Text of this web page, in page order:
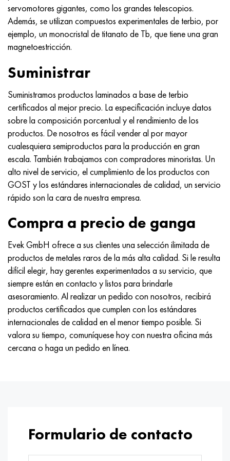
servomotores gigantes, como los grandes telescopios.
Además, se utilizan compuestos experimentales de terbio, por
ejemplo, un monocristal de titanato de Tb, que tiene una gran
magnetoestricción.
Suministrar
Suministramos productos laminados a base de terbio
certificados al mejor precio. La especificación incluye datos
sobre la composición porcentual y el rendimiento de los
productos. De nosotros es fácil vender al por mayor
cualesquiera semiproductos para la producción en gran
escala. También trabajamos con compradores minoristas. Un
alto nivel de servicio, el cumplimiento de los productos con
GOST y los estándares internacionales de calidad, un servicio
rápido son la cara de nuestra empresa.
Compra a precio de ganga
Evek GmbH ofrece a sus clientes una selección ilimitada de
productos de metales raros de la más alta calidad. Si le resulta
difícil elegir, hay gerentes experimentados a su servicio, que
siempre están en contacto y listos para brindarle
asesoramiento. Al realizar un pedido con nosotros, recibirá
productos certificados que cumplen con los estándares
internacionales de calidad en el menor tiempo posible. Si
valora su tiempo, comuníquese hoy con nuestra oficina más
cercana o haga un pedido en línea.
Formulario de contacto
MP159
multimetro n155
Nicrofer 5923 hMo
Nicrofer 6030
Nitronik 40
Nitronik 50
Nitrónico 60
Nitronik 75
Nimónico 263
Haynes 25
Haynes 188
Haynes 230
hastelloy c22
56DGNH
68NKhVKTYu
79NM, Lupa 7904
80NM
80NMV-VI
80NHS
81HMA
Tipos de aleaciones de precisión
HN73MBTYu
XN70YU
HN75MBTYu
XN75TBYu
XN77TYu
XN77TYUR
ХН78Т
HN80TBY
5B
TL5
A LAS 6
TS-6
14 titanio
SP-17
40 titanio
1.4567 - AISI 304Cu
1.4570-aisi303Cu
1.4574 - Aleación PH 15-7 Mo®
1.4580 - AISI 316Cb
1.4597 - AISI 204Cu
Aleación 28 - 1.4563
Aleación 31 - 1.4562
Aleación 254smo® - 1.4547
AM-355 - ams 5547
Custom 450® - uns S45000
Ascoloy griego 418
Tubería resistente a la corrosión
15X16H2AM
18X11MNFB
18X12VMBFR
20X12VNMF
20Х3FMI
21NKMT
37X12N8G8MFB
40X10X2M
50X14MF
65X13
90X18MF
95X18
30X, AISI 5130, 30h
30hgs, 30hgs
30hgsa, 30hgsa
30hgsn2a, 30hgsna
30xn2ma, 30CrNiMo8
30хн3а, 31nicr14
34khn3ma, 36NiCrMo16, 35NiCrMo16
35hgs, 35hgs
38x2n2ma, 34CrNiMo6, 40NiCrMo7
40hn2ma, 34CrNiMo4, 36hnm
38hs, 37hs
38XA, 37Cr4, AISI 5135
40ХН, 36NiCr6, AISI 3135